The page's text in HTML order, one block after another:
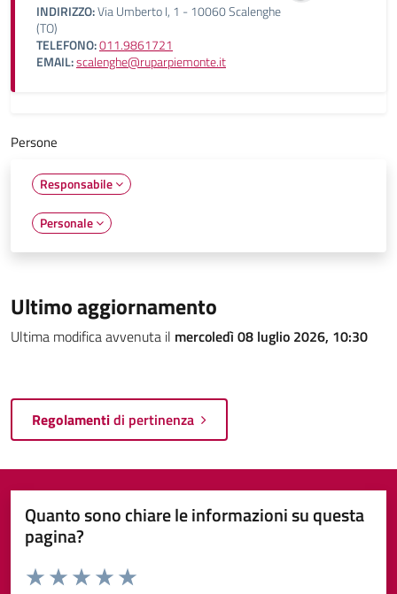
INDIRIZZO:Via Umberto I, 1 - 10060 Scalenghe
(TO)
TELEFONO:011.9861721
EMAIL:scalenghe@ruparpiemonte.it
Persone
Responsabile
Personale
Ultimo aggiornamento
Ultima modifica avvenuta il mercoledì 08 luglio 2026, 10:30
Regolamentidi pertinenza
Quanto sono chiare le informazioni su questa
pagina?
Valuta da 1 a 5 stelle la pagina